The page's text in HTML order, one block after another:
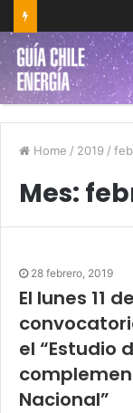
Home / 2019 /
Mes:
28 febrero, 2019
El lunes 11
el “Estudio
Nacional”